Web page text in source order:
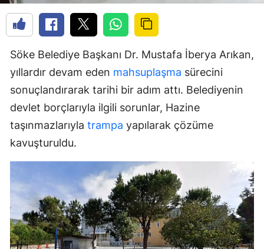
Söke Belediye Başkanı Dr. Mustafa İberya Arıkan,
yıllardır devam eden mahsuplaşma sürecini
sonuçlandırarak tarihi bir adım attı. Belediyenin
devlet borçlarıyla ilgili sorunlar, Hazine
taşınmazlarıyla trampa yapılarak çözüme
kavuşturuldu.